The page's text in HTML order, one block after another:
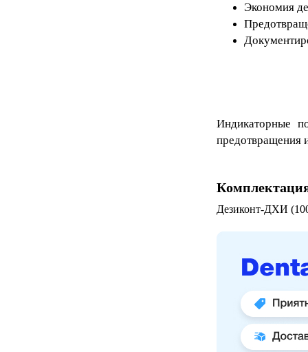
Экономия
Индикаторные
предотвращения
Дезиконт-ДХИ